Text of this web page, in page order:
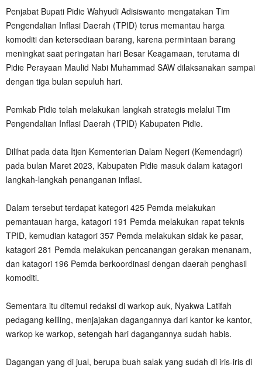
Penjabat Bupati Pidie Wahyudi Adisiswanto mengatakan Tim
Pengendalian Inflasi Daerah (TPID) terus memantau harga
komoditi dan ketersediaan barang, karena permintaan barang
meningkat saat peringatan hari Besar Keagamaan, terutama di
Pidie Perayaan Maulid Nabi Muhammad SAW dilaksanakan sampai
dengan tiga bulan sepuluh hari.
Pemkab Pidie telah melakukan langkah strategis melalui Tim
Pengendalian Inflasi Daerah (TPID) Kabupaten Pidie.
Dilihat pada data Itjen Kementerian Dalam Negeri (Kemendagri)
pada bulan Maret 2023, Kabupaten Pidie masuk dalam katagori
langkah-langkah penanganan inflasi.
Dalam tersebut terdapat kategori 425 Pemda melakukan
pemantauan harga, katagori 191 Pemda melakukan rapat teknis
TPID, kemudian katagori 357 Pemda melakukan sidak ke pasar,
katagori 281 Pemda melakukan pencanangan gerakan menanam,
dan katagori 196 Pemda berkoordinasi dengan daerah penghasil
komoditi.
Sementara itu ditemui redaksi di warkop auk, Nyakwa Latifah
pedagang keliling, menjajakan dagangannya dari kantor ke kantor,
warkop ke warkop, setengah hari dagangannya sudah habis.
Dagangan yang di jual, berupa buah salak yang sudah di iris-iris di